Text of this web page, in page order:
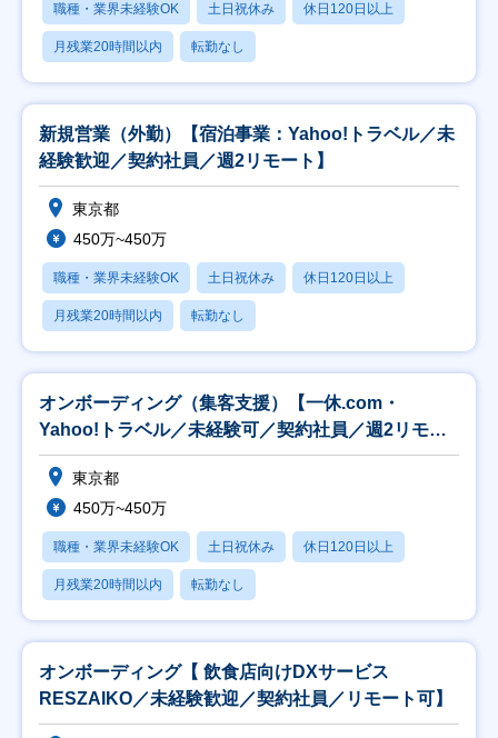
職種・業界未経験OK 土日祝休み 休日120日以上
月残業20時間以内 転勤なし
新規営業（外勤）【宿泊事業：Yahoo!トラベル／未
経験歓迎／契約社員／週2リモート】
東京都
450万~450万
職種・業界未経験OK 土日祝休み 休日120日以上
月残業20時間以内 転勤なし
オンボーディング（集客支援）【一休.com・
Yahoo!トラベル／未経験可／契約社員／週2リモー
ト】
東京都
450万~450万
職種・業界未経験OK 土日祝休み 休日120日以上
月残業20時間以内 転勤なし
オンボーディング【 飲食店向けDXサービス
RESZAIKO／未経験歓迎／契約社員／リモート可】